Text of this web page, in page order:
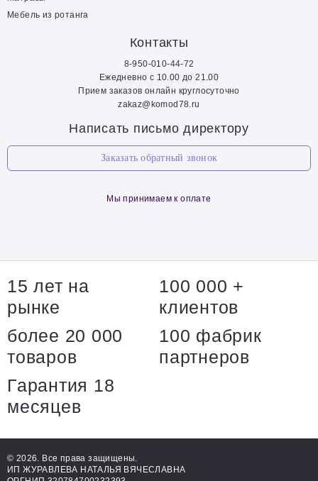
Мебель из ротанга
Контакты
8-950-010-44-72
Ежедневно с 10.00 до 21.00
Прием заказов онлайн круглосуточно
zakaz@komod78.ru
Написать письмо директору
Заказать обратный звонок
Мы принимаем к оплате
15 лет на
рынке
100 000 +
клиентов
более 20 000
товаров
100 фабрик
партнеров
Гарантия 18
месяцев
© 2026. Все права защищены.
ИП ЖУРАВЛЕВА НАТАЛЬЯ ВЯЧЕСЛАВНА